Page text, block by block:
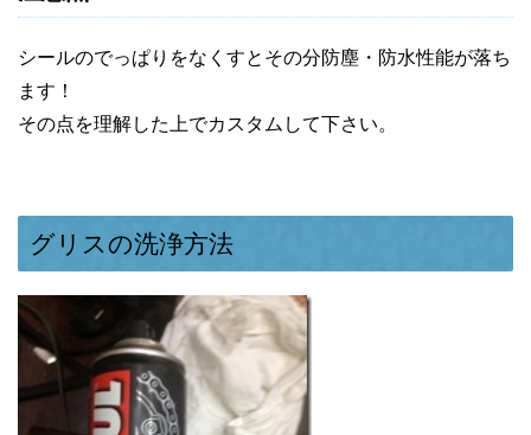
シールのでっぱりをなくすとその分防塵・防水性能が落ち
ます！
その点を理解した上でカスタムして下さい。
グリスの洗浄方法